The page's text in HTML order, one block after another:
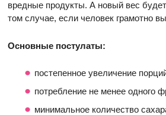
вредные продукты. А новый вес
том случае, если человек грамотно
Основные постулаты:
постепенное увеличение
потребление не менее одного
минимальное количество